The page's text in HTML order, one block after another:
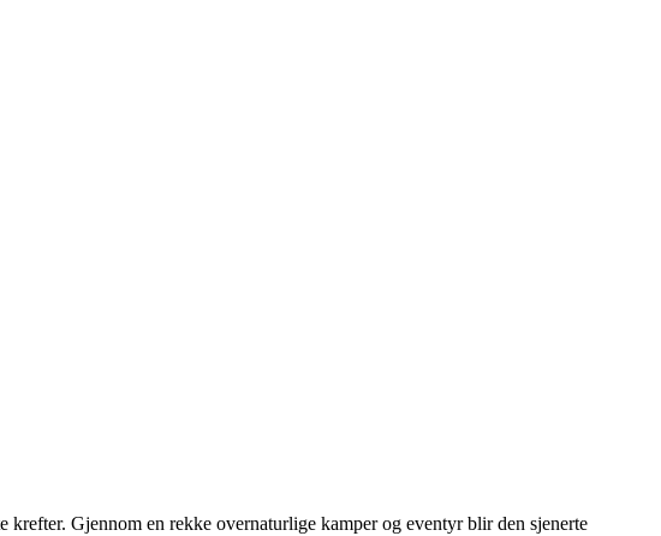
Gjennom en rekke overnaturlige kamper og eventyr blir den sjenerte